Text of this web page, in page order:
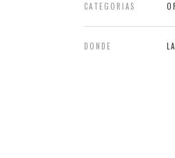
CATEGORIAS
DONDE